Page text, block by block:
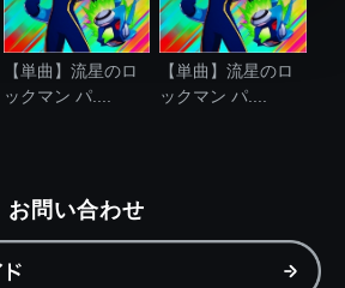
【単曲】流星のロ
ックマン パ....
【単曲】流星のロ
ックマン パ....
お問い合わせ